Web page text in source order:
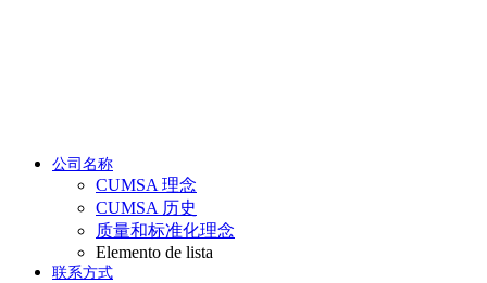
公司名称
CUMSA 理念
CUMSA 历史
质量和标准化理念
Elemento de lista
联系方式